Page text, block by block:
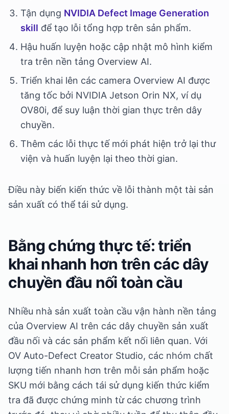
Tận dụng NVIDIA Defect Image Generation
skill để tạo lỗi tổng hợp trên sản phẩm.
Hậu huấn luyện hoặc cập nhật mô hình kiểm
tra trên nền tảng Overview AI.
Triển khai lên các camera Overview AI được
tăng tốc bởi NVIDIA Jetson Orin NX, ví dụ
OV80i, để suy luận thời gian thực trên dây
chuyền.
Thêm các lỗi thực tế mới phát hiện trở lại thư
viện và huấn luyện lại theo thời gian.
Điều này biến kiến thức về lỗi thành một tài sản
sản xuất có thể tái sử dụng.
Bằng chứng thực tế: triển
khai nhanh hơn trên các dây
chuyền đầu nối toàn cầu
Nhiều nhà sản xuất toàn cầu vận hành nền tảng
của Overview AI trên các dây chuyền sản xuất
đầu nối và các sản phẩm kết nối liên quan. Với
OV Auto-Defect Creator Studio, các nhóm chất
lượng tiến nhanh hơn trên mỗi sản phẩm hoặc
SKU mới bằng cách tái sử dụng kiến thức kiểm
tra đã được chứng minh từ các chương trình